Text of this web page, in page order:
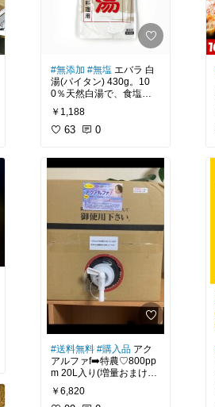
#無添加 #無塩 エバラ 白
湯(パイタン) 430g。10
0％天然白湯で、食塩無
添加なので自分好みに仕
上げられるところが良い
ですね♪鶏ガラスープの素
#豚骨スープ
#中華 #調味料 #スープの
￥1,188
63 0
#送料無料 #購入品 アク
アルファf➡️特農♡800pp
m 20L入り(増量おまけあ
り)
￥6,820